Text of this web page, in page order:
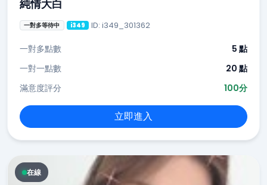
純情大白
一對多等待中 i349 ID: i349_301362
一對多點數
5 點
一對一點數
20 點
滿意度評分
100分
立即進入
在線